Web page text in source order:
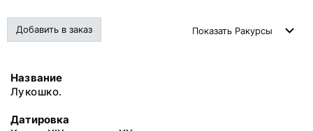
Добавить в заказ Показать Ракурсы
Название
Лукошко.
Датировка